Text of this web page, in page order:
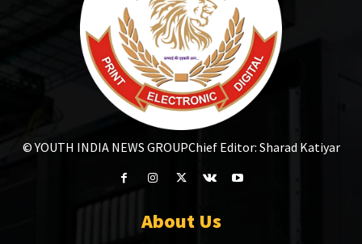
© YOUTH INDIA NEWS GROUPChief Editor: Sharad Katiyar
About Us